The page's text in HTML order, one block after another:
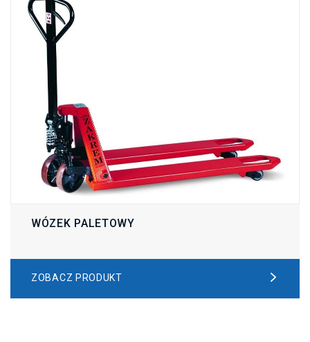
WÓZEK PALETOWY
ZOBACZ PRODUKT